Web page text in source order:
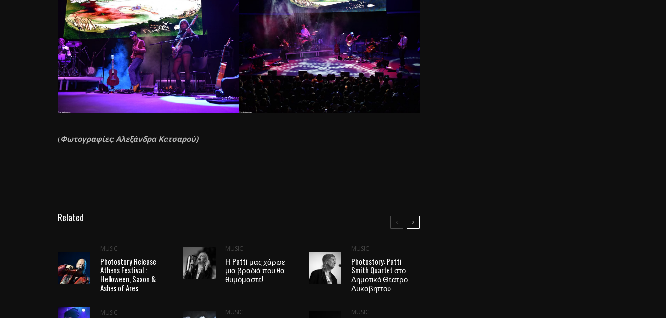
(Φωτογραφίες:Αλεξάνδρα Κατσαρού)
Related
MUSIC
Photostory Release
Athens Festival :
Helloween, Saxon &
Ashes of Ares
MUSIC
Η Patti μας χάρισε
μια βραδιά που θα
θυμόμαστε!
MUSIC
Photostory: Patti
Smith Quartet στο
Δημοτικό Θέατρο
Λυκαβηττού
MUSIC MUSIC MUSIC